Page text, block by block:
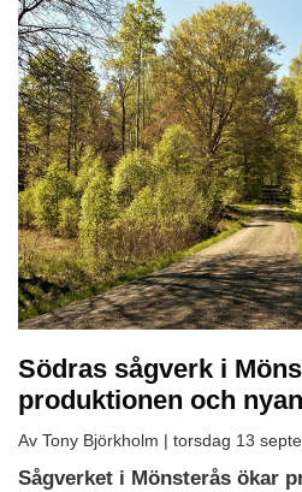
Södras sågverk i
produktionen och
Av Tony Björkholm | torsdag 13
Sågverket i Mönsterås ökar